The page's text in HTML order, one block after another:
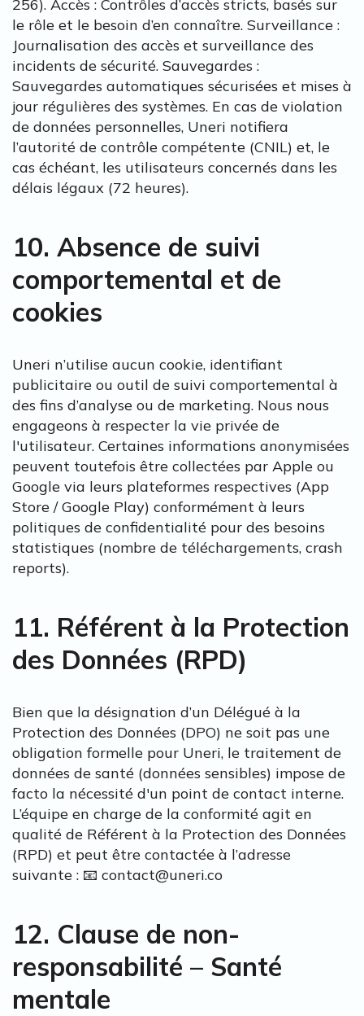
256). Accès : Contrôles d’accès stricts, basés sur
le rôle et le besoin d’en connaître. Surveillance :
Journalisation des accès et surveillance des
incidents de sécurité. Sauvegardes :
Sauvegardes automatiques sécurisées et mises à
jour régulières des systèmes. En cas de violation
de données personnelles, Uneri notifiera
l’autorité de contrôle compétente (CNIL) et, le
cas échéant, les utilisateurs concernés dans les
délais légaux (72 heures).
10. Absence de suivi
comportemental et de
cookies
Uneri n’utilise aucun cookie, identifiant
publicitaire ou outil de suivi comportemental à
des fins d’analyse ou de marketing. Nous nous
engageons à respecter la vie privée de
l'utilisateur. Certaines informations anonymisées
peuvent toutefois être collectées par Apple ou
Google via leurs plateformes respectives (App
Store / Google Play) conformément à leurs
politiques de confidentialité pour des besoins
statistiques (nombre de téléchargements, crash
reports).
11. Référent à la Protection
des Données (RPD)
Bien que la désignation d’un Délégué à la
Protection des Données (DPO) ne soit pas une
obligation formelle pour Uneri, le traitement de
données de santé (données sensibles) impose de
facto la nécessité d'un point de contact interne.
L’équipe en charge de la conformité agit en
qualité de Référent à la Protection des Données
(RPD) et peut être contactée à l’adresse
suivante : 📧 contact@uneri.co
12. Clause de non-
responsabilité – Santé
mentale